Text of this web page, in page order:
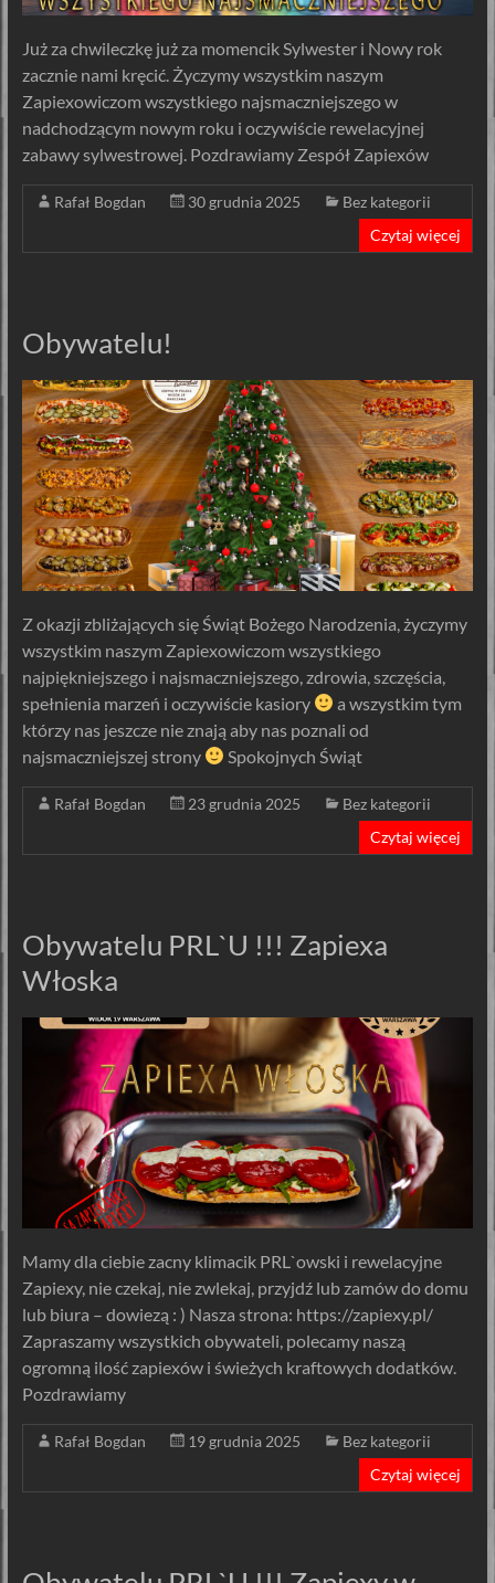
Już za chwileczkę już za momencik Sylwester i Nowy rok
zacznie nami kręcić. Życzymy wszystkim naszym
Zapiexowiczom wszystkiego najsmaczniejszego w
nadchodzącym nowym roku i oczywiście rewelacyjnej
zabawy sylwestrowej. Pozdrawiamy Zespół Zapiexów
Rafał Bogdan 30 grudnia 2025
Bez kategorii
Czytaj więcej
Obywatelu!
Z okazji zbliżających się Świąt Bożego Narodzenia, życzymy
wszystkim naszym Zapiexowiczom wszystkiego
najpiękniejszego i najsmaczniejszego, zdrowia, szczęścia,
spełnienia marzeń i oczywiście kasiory
a wszystkim tym
którzy nas jeszcze nie znają aby nas poznali od
najsmaczniejszej strony
Spokojnych Świąt
Rafał Bogdan 23 grudnia 2025
Bez kategorii
Czytaj więcej
Obywatelu PRL`U !!! Zapiexa
Włoska
Mamy dla ciebie zacny klimacik PRL`owski i rewelacyjne
Zapiexy, nie czekaj, nie zwlekaj, przyjdź lub zamów do domu
lub biura – dowiezą : ) Nasza strona: https://zapiexy.pl/
Zapraszamy wszystkich obywateli, polecamy naszą
ogromną ilość zapiexów i świeżych kraftowych dodatków.
Pozdrawiamy
Rafał Bogdan 19 grudnia 2025
Bez kategorii
Czytaj więcej